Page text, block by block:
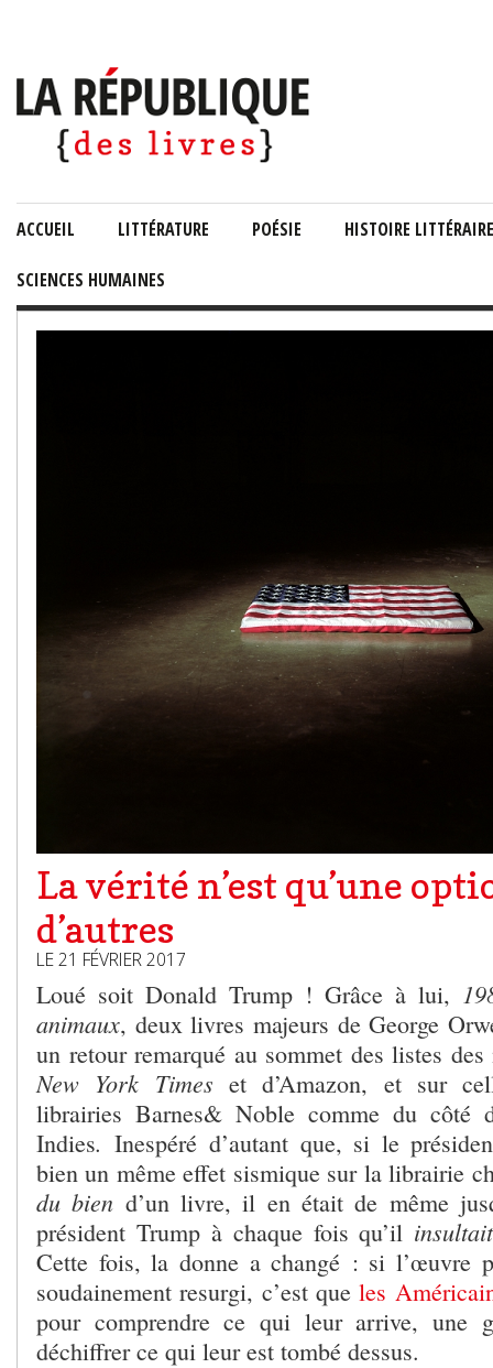
ACCUEIL LITTÉRATURE POÉSIE HISTOIRE LITTÉRAIRE
SCIENCES HUMAINES
La vérité n’est qu’une
d’autres
LE 21 FÉVRIER 2017
Loué soit Donald Trump ! Grâce à lui,
animaux, deux livres majeurs de George
un retour remarqué au sommet des listes
New York Times et d’Amazon, et sur
librairies Barnes& Noble comme du côté
Indies. Inespéré d’autant que, si le
bien un même effet sismique sur la librairie
du bien d’un livre, il en était de même
président Trump à chaque fois qu’il insultait
Cette fois, la donne a changé : si l’œuvre
soudainement resurgi, c’est queles
pour comprendre ce qui leur arrive, une
déchiffrer ce qui leur est tombé dessus.